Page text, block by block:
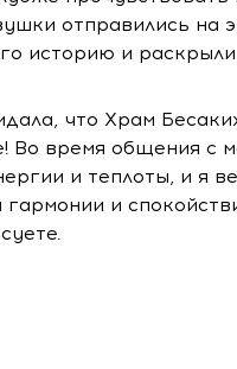
отправились на
историю и
что Храм
Во время общения с
и теплоты, и я
и